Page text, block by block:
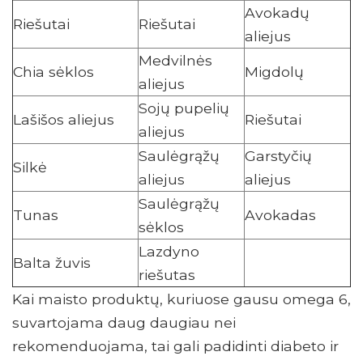
Riešutai Riešutai
Avokadų
aliejus
Chia sėklos
Medvilnės
aliejus
Migdolų
Lašišos aliejus
Sojų pupelių
aliejus
Riešutai
Silkė
Saulėgrąžų
aliejus
Garstyčių
aliejus
Tunas
Saulėgrąžų
sėklos
Avokadas
Balta žuvis
Lazdyno
riešutas
Kai maisto produktų, kuriuose gausu omega 6,
suvartojama daug daugiau nei
rekomenduojama, tai gali padidinti diabeto ir